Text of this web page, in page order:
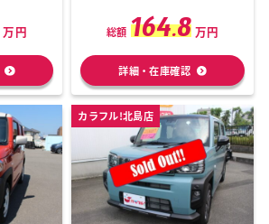
万円 総額 164.8 万円
詳細・在庫確認
カラフル!北島店